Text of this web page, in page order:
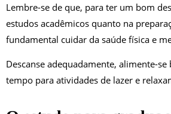
Lembre-se de que, para ter um bom
estudos acadêmicos quanto na
fundamental cuidar da saúde física e
Descanse adequadamente, alimente-
tempo para atividades de lazer e